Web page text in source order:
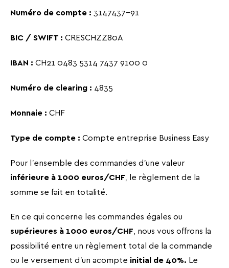
Numéro de compte : 3147437-91
BIC / SWIFT : CRESCHZZ80A
IBAN : CH21 0483 5314 7437 9100 0
Numéro de clearing : 4835
Monnaie : CHF
Type de compte : Compte entreprise Business Easy
Pour l'ensemble des commandes d'une valeur
inférieure à 1000 euros/CHF
, le règlement de la
somme se fait en totalité.
En ce qui concerne les commandes égales ou
supérieures à 1000 euros/CHF
, nous vous offrons la
possibilité entre un règlement total de la commande
ou le versement d'un acompte initial de 40%. Le